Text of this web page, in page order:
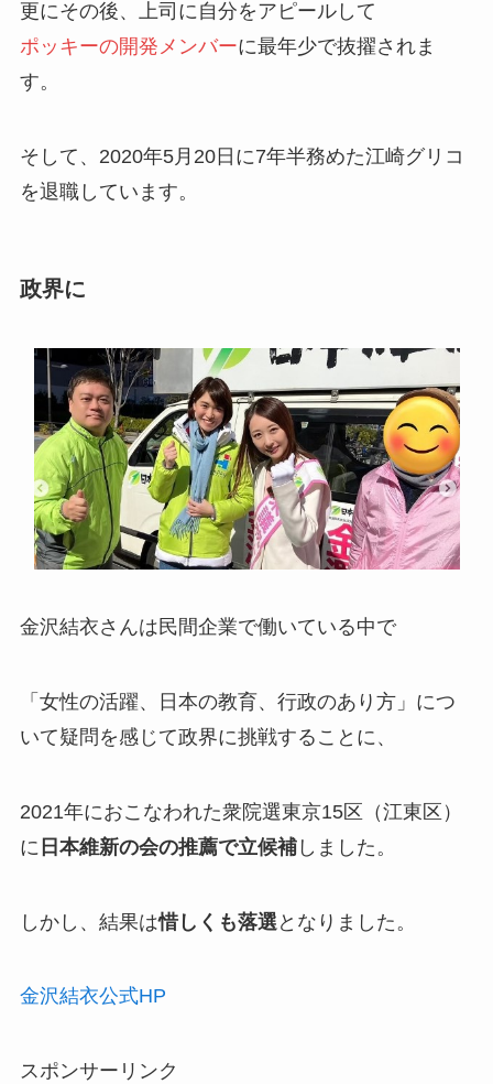
更にその後、上司に自分をアピールして
ポッキーの開発メンバーに最年少で抜擢されま
す。
そして、2020年5月20日に7年半務めた江崎グリコ
を退職しています。
政界に
金沢結衣さんは民間企業で働いている中で
「女性の活躍、日本の教育、行政のあり方」につ
いて疑問を感じて政界に挑戦することに、
2021年におこなわれた衆院選東京15区（江東区）
に 日本維新の会の推薦で立候補しました。
しかし、結果は惜しくも落選 となりました。
金沢結衣公式HP
スポンサーリンク